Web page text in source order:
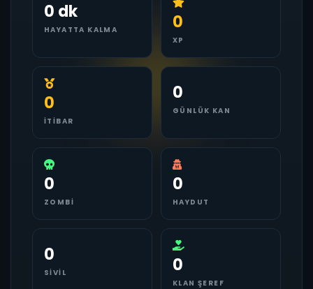
0 dk
HAYATTA KALMA 0
XP
0
İTIBAR
0
GÜNLÜK KAN
0
ZOMBI
0
HAYDUT
0
SIVIL 0
KLAN ŞEREF